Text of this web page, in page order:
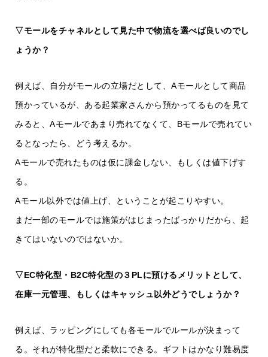
▽モールをチャネルとして見た中で物流を選べば良いのでし
ょうか？
例えば、自分がモールの立場だとして、Aモールとして商品
預かっているが、ある起業家さんから預かってるものを見て
みると、Aモールであまり売れてなくて、Bモールで売れてい
るとなったら、どう考えるか。
Aモールで売れたものは仮に課金しない、もしくは値下げす
る。
Aモール以外では値上げ、ということが起こりやすい。
まだ一部のモールでは施策がはじまったばっかりだから、起
きてはいないのではないか。
▽EC特化型・B2C特化型の３PLに預けるメリットとして、
在庫一元管理、もしくはキャッシュ以外どうでしょうか？
例えば、ラッピングにしても各モールでルールが決まって
る。それが特化型だと柔軟にできる。ギフトはかなり難易度